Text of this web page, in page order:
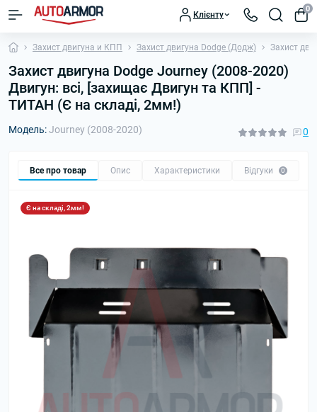
Клієнту
0
Захист двигуна и КПП Захист двигуна Dodge (Додж) Захист
Захист двигуна Dodge Journey (2008-2020)
Двигун: всі, [захищає Двигун та КПП] -
ТИТАН (Є на складі, 2мм!)
Модель:Journey (2008-2020) 0
Все про товар Опис Характеристики Відгуки 0
Є на складі, 2мм!